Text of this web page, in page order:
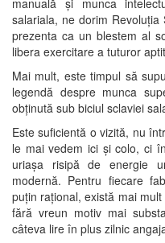
salariala, ne dorim
prezenta ca un blestem al
libera exercitare a tuturor
Mai mult, este timpul să
legendă despre munca
obținută sub biciul sclaviei
Este suficientă o vizită, nu
le mai vedem ici și colo, ci
uriașa risipă de energie
modernă. Pentru fiecare
puțin rațional, există mai
fără vreun motiv mai
câteva lire în plus zilnic